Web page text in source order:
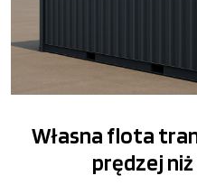
Własna flota
prędzej